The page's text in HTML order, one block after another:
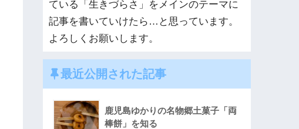
ている「生きづらさ」をメインのテーマに
記事を書いていけたら…と思っています。
よろしくお願いします。
最近公開された記事
鹿児島ゆかりの名物郷土菓子「両
棒餅」を知る